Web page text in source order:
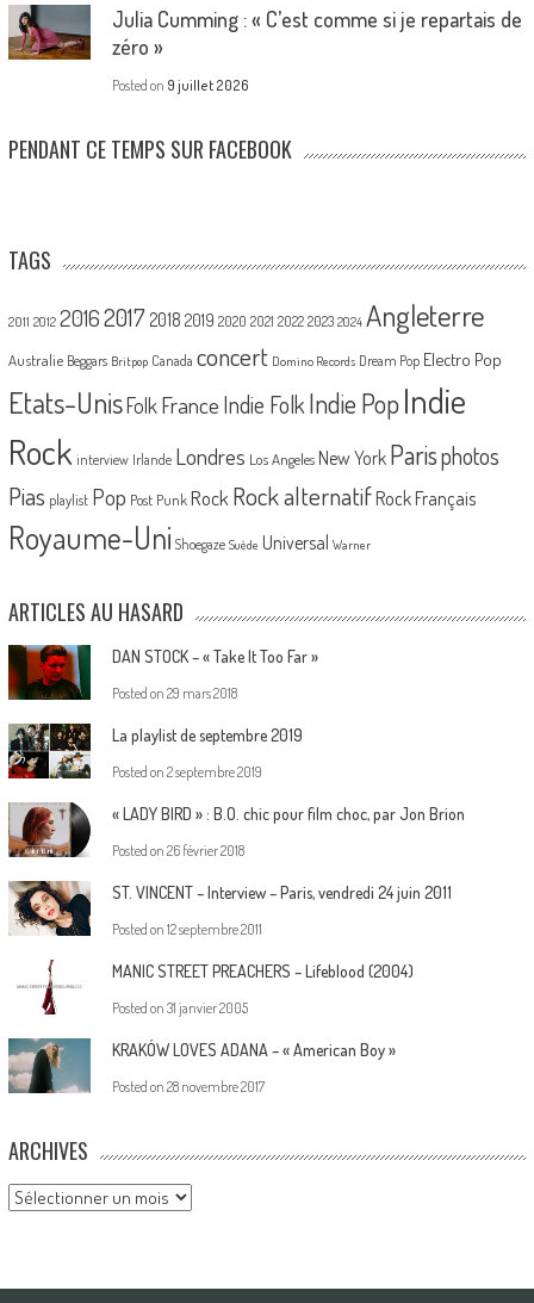
Julia Cumming : « C’est comme si je repartais de
zéro »
Posted on 9 juillet 2026
PENDANT CE TEMPS SUR FACEBOOK
TAGS
2011 2012 20162017 2018 2019 2020 2021 2022 2023 2024 Angleterre
Australie Beggars Britpop Canada concert Domino Records Dream Pop Electro Pop
Etats-UnisFolk France Indie Folk Indie PopIndie
Rock interview Irlande Londres Los Angeles New York Parisphotos
Pias playlist Pop Post Punk Rock Rock alternatif Rock Français
Royaume-Uni Shoegaze Suède Universal Warner
ARTICLES AU HASARD
DAN STOCK – « Take It Too Far »
Posted on 29 mars 2018
La playlist de septembre 2019
Posted on 2 septembre 2019
« LADY BIRD » : B.O. chic pour film choc, par Jon Brion
Posted on 26 février 2018
ST. VINCENT – Interview – Paris, vendredi 24 juin 2011
Posted on 12 septembre 2011
MANIC STREET PREACHERS – Lifeblood (2004)
Posted on 31 janvier 2005
KRAKÓW LOVES ADANA – « American Boy »
Posted on 28 novembre 2017
ARCHIVES
Archives